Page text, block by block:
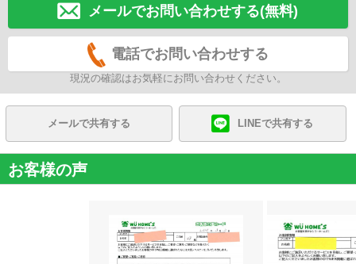
メールでお問い合わせする(無料)
電話でお問い合わせする
現況の確認はお気軽にお問い合わせください。
メールで共有する LINEで共有する
お客様の声